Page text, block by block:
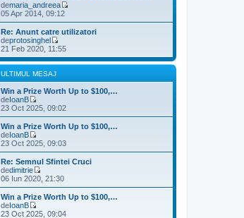
demaria_andreea
e
z
i
t
u
l
s
a
05 Apr 2014, 09:12
Re: Anunt catre utilizatori
deprotosinghel
V
e
z
u
l
i
m
u
l
m
e
a
j
21 Feb 2020, 11:55
ULTIMUL MESAJ
Win a Prize Worth Up to $100,…
deIoanB
V
e
z
i
u
l
i
m
u
m
s
23 Oct 2025, 09:02
Win a Prize Worth Up to $100,…
deIoanB
V
e
z
i
u
l
i
m
23 Oct 2025, 09:03
Re: Semnul Sfintei Cruci
dedimitrie
V
e
z
u
06 Iun 2020, 21:30
Win a Prize Worth Up to $100,…
deIoanB
V
23 Oct 2025, 09:04